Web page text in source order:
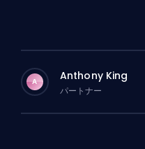
A Anthony King
パートナー